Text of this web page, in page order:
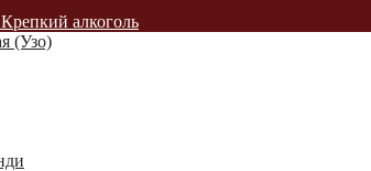
Крепкий алкоголь
(Узо)